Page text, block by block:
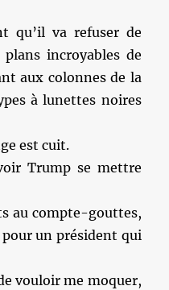
qu’il va refuser de
incroyables de
aux colonnes de la
à lunettes noires
est cuit.
Trump se mettre
au compte-gouttes,
un président qui
vouloir me moquer,